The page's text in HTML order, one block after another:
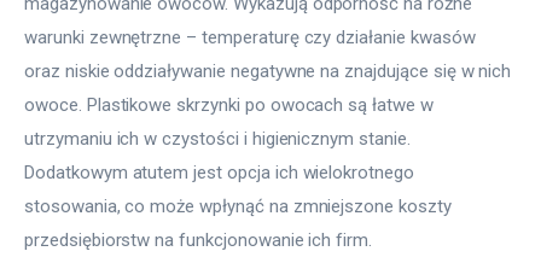
warunki zewnętrzne – temperaturę czy działanie kwasów
oraz niskie oddziaływanie negatywne na znajdujące się w nich
owoce. Plastikowe skrzynki po owocach są łatwe w
utrzymaniu ich w czystości i higienicznym stanie.
Dodatkowym atutem jest opcja ich wielokrotnego
stosowania, co może wpłynąć na zmniejszone koszty
przedsiębiorstw na funkcjonowanie ich firm.